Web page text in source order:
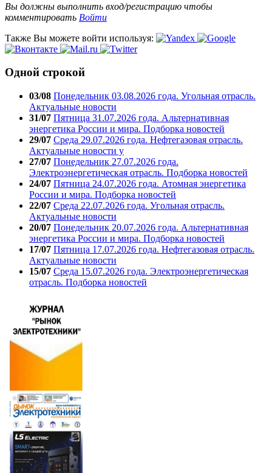
Вы должны выполнить вход/регистрацию чтобы
комментировать Войти
Также Вы можете войти используя:
Одной строкой
03/08 Понедельник 03.08.2026 года. Угольная отрасль.
Актуальные новости
31/07 Пятница 31.07.2026 года. Альтернативная
энергетика России и мира. Подборка новостей
29/07 Среда 29.07.2026 года. Нефтегазовая отрасль.
Актуальные новости у
27/07 Понедельник 27.07.2026 года.
Электроэнергетическая отрасль. Подборка новостей
24/07 Пятница 24.07.2026 года. Атомная энергетика
России и мира. Подборка новостей
22/07 Среда 22.07.2026 года. Угольная отрасль.
Актуальные новости
20/07 Понедельник 20.07.2026 года. Альтернативная
энергетика России и мира. Подборка новостей
17/07 Пятница 17.07.2026 года. Нефтегазовая отрасль.
Актуальные новости
15/07 Среда 15.07.2026 года. Электроэнергетическая
отрасль. Подборка новостей